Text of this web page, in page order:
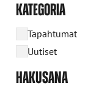
KATEGORIA
Tapahtumat
Uutiset
HAKUSANA